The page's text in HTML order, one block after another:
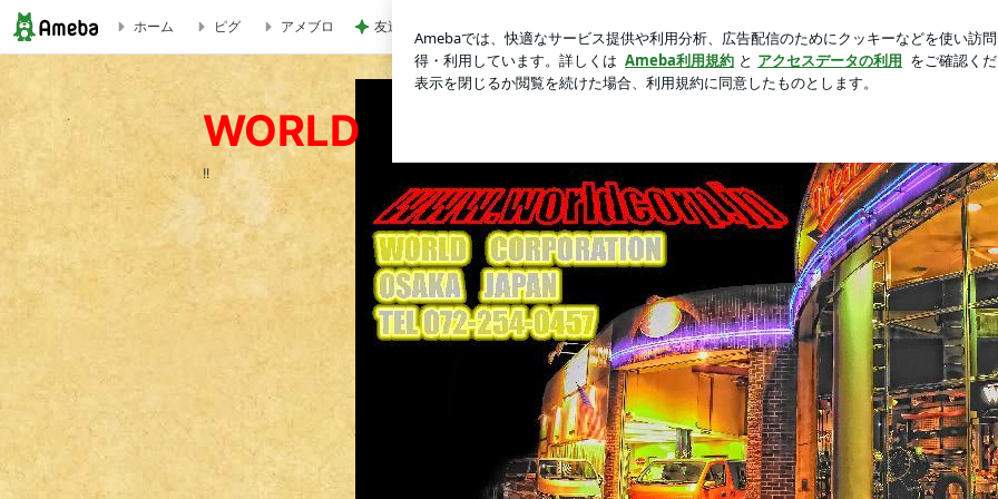
現行ハイエースのオートレベライザーが？？？ | WORLD ジュニアのブログ
ホーム ピグ アメブロ 友達の家でみんなで楽しいピザ作り
WORLD ジュニアのブログ
!!